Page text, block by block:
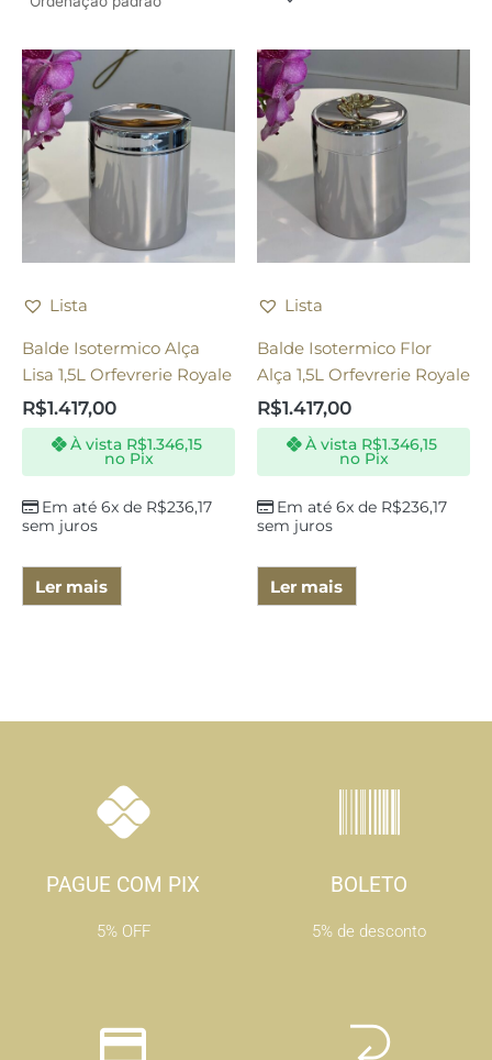
Lista
Balde Isotermico Alça
Lisa 1,5L Orfevrerie Royale
R$1.417,00
Em até 6x de R$236,17
sem juros
À vista R$1.346,15
no Pix
Ler mais
Lista
Balde Isotermico Flor
Alça 1,5L Orfevrerie Royale
R$1.417,00
Em até 6x de R$236,17
sem juros
À vista R$1.346,15
no Pix
Ler mais
PAGUE COM PIX
5% OFF
BOLETO
5% de desconto